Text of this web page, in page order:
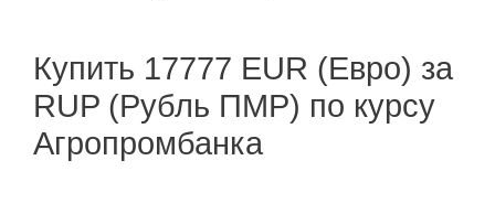
Купить 17777 EUR (Евро) за
RUP (Рубль ПМР) по курсу
Агропромбанка